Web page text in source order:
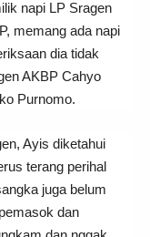
napi LP Sragen
memang ada napi
dia tidak
AKBP Cahyo
Purnomo.
Ayis diketahui
terang perihal
juga belum
dan